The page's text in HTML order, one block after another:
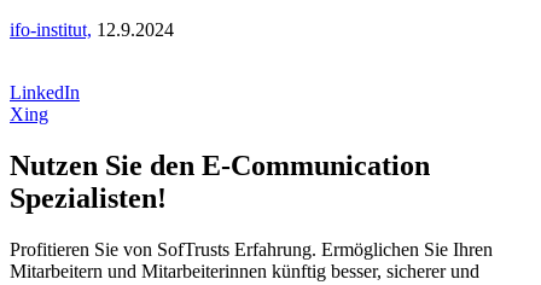
ifo-institut, 12.9.2024
LinkedIn
Xing
Nutzen Sie den E-Communication
Spezialisten!
Profitieren Sie von SofTrusts Erfahrung. Ermöglichen Sie Ihren
Mitarbeitern und Mitarbeiterinnen künftig besser, sicherer und